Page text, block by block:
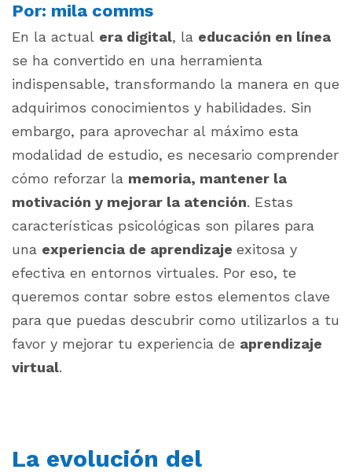
Por: mila comms
En la actual era digital, la educación en línea
se ha convertido en una herramienta
indispensable, transformando la manera en que
adquirimos conocimientos y habilidades. Sin
embargo, para aprovechar al máximo esta
modalidad de estudio, es necesario comprender
cómo reforzar la memoria, mantener la
motivación y mejorar la atención. Estas
características psicológicas son pilares para
una experiencia de aprendizaje exitosa y
efectiva en entornos virtuales. Por eso, te
queremos contar sobre estos elementos clave
para que puedas descubrir como utilizarlos a tu
favor y mejorar tu experiencia de aprendizaje
virtual.
La evolución del